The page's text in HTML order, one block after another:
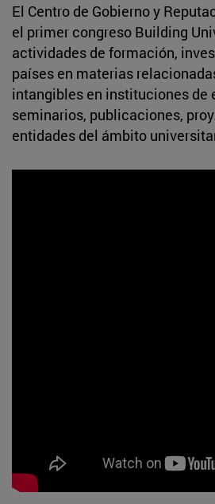
El Centro de Gobierno y
el primer congreso Building
actividades de formación,
países en materias
intangibles en instituciones de
seminarios, publicaciones,
entidades del ámbito